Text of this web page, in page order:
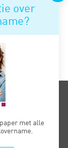
over
met alle